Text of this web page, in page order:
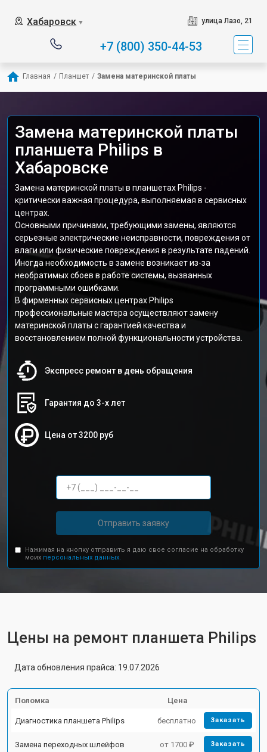
Хабаровск ▼ улица Лазо, 21
+7 (800) 350-44-53
Главная / Планшет / Замена материнской платы
Замена материнской платы
планшета Philips в
Хабаровске
Замена материнской платы в планшетах Philips -
критически важная процедура, выполняемая в сервисных
центрах.
Основными причинами, требующими замены, являются
серьезные электрические неисправности, повреждения от
влаги или физические повреждения в результате падений.
Иногда необходимость в замене возникает из-за
необратимых сбоев в работе системы, вызванных
программными ошибками.
В фирменных сервисных центрах Philips
профессиональные мастера осуществляют замену
материнской платы с гарантией качества и
восстановлением полной функциональности устройства.
Экспресс ремонт в день обращения
Гарантия до 3-х лет
Цена от 3200 руб
Отправить заявку
Нажимая на кнопку отправить я даю свое согласие на обработку
моих персональных данных.
Цены на ремонт планшета Philips
Дата обновления прайса: 19.07.2026
Поломка Цена
Диагностика планшета Philips бесплатно Заказать
Замена переходных шлейфов от 1700 ₽ Заказать